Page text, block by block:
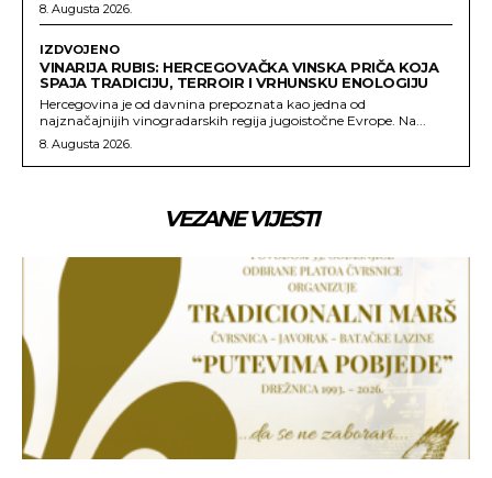
8. Augusta 2026.
IZDVOJENO
VINARIJA RUBIS: HERCEGOVAČKA VINSKA PRIČA KOJA
SPAJA TRADICIJU, TERROIR I VRHUNSKU ENOLOGIJU
Hercegovina je od davnina prepoznata kao jedna od
najznačajnijih vinogradarskih regija jugoistočne Evrope. Na...
8. Augusta 2026.
VEZANE VIJESTI